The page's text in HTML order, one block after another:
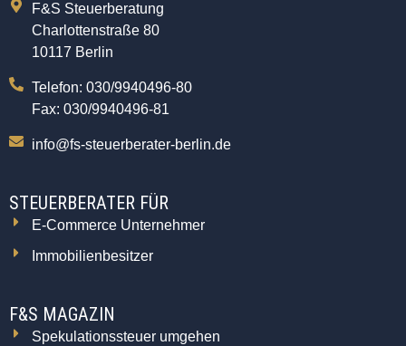
F&S Steuerberatung
Charlottenstraße 80
10117 Berlin
Telefon: 030/9940496-80
Fax: 030/9940496-81
info@fs-steuerberater-berlin.de
STEUERBERATER FÜR
E-Commerce Unternehmer
Immobilienbesitzer
F&S MAGAZIN
Spekulationssteuer umgehen